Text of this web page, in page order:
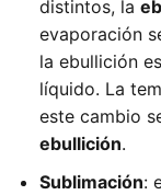
distintos, la
evaporación
la ebullición
líquido. La
este cambio
ebullición.
Sublimación: